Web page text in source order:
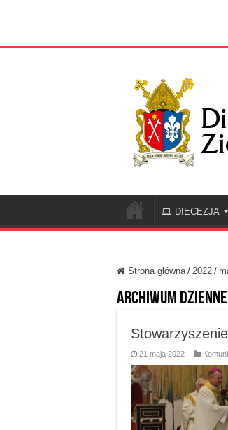
DIECEZJA
Strona główna / 2022 /
Archiwum
21 maja 2022